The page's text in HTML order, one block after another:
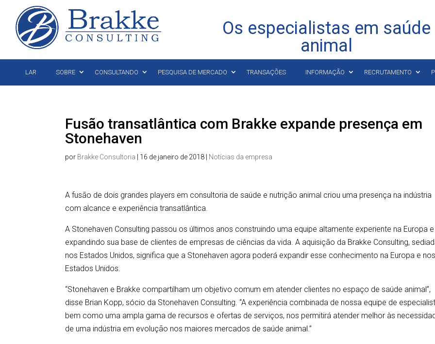
Os especialistas em saúde
animal
LAR SOBRE CONSULTANDO PESQUISA DE MERCADO TRANSAÇÕES INFORMAÇÃO RECRUTAMENTO
Fusão transatlântica com Brakke expande presença em
Stonehaven
por Brakke Consultoria 16 de janeiro de 2018 Notícias da empresa
A fusão de dois grandes players em consultoria de saúde e nutrição animal criou uma presença na indústria
com alcance e experiência transatlântica.
A Stonehaven Consulting passou os últimos anos construindo uma equipe altamente experiente na Europa e
expandindo sua base de clientes de empresas de ciências da vida. A aquisição da Brakke Consulting,
nos Estados Unidos, significa que a Stonehaven agora poderá expandir esse conhecimento na Europa e nos
Estados Unidos.
“Stonehaven e Brakke compartilham um objetivo comum em atender clientes no espaço de saúde animal”,
disse Brian Kopp, sócio da Stonehaven Consulting. “A experiência combinada de nossa equipe de
bem como uma ampla gama de recursos e ofertas de serviços, nos permitirá atender melhor às
de uma indústria em evolução nos maiores mercados de saúde animal.”